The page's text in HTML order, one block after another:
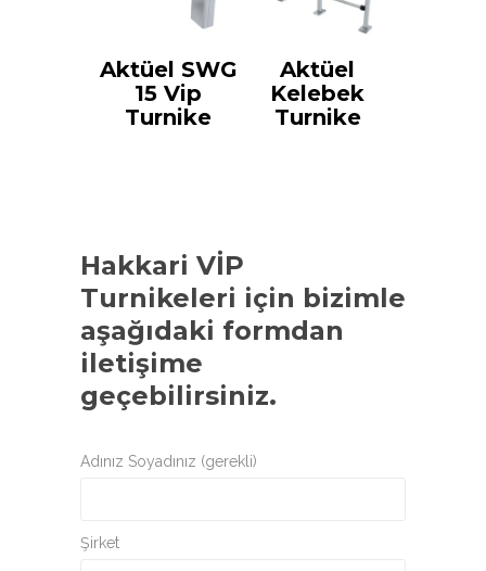
Aktüel SWG
15 Vip
Turnike
Aktüel
Kelebek
Turnike
Hakkari VİP
Turnikeleri için bizimle
aşağıdaki formdan
iletişime
geçebilirsiniz.
Adınız Soyadınız (gerekli)
Şirket